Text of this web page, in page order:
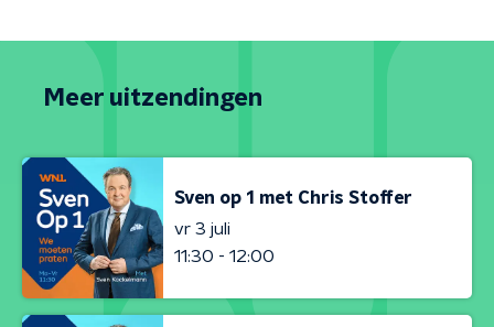
Meer uitzendingen
Sven op 1 met Chris Stoffer
vr 3 juli
11:30 - 12:00